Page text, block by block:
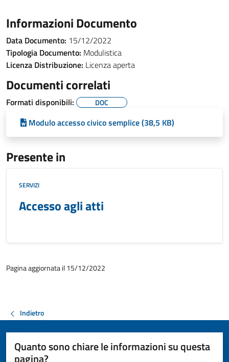
Informazioni Documento
Data Documento: 15/12/2022
Tipologia Documento: Modulistica
Licenza Distribuzione: Licenza aperta
Documenti correlati
Formati disponibili: DOC
Modulo accesso civico semplice (38,5 KB)
Presente in
SERVIZI
Accesso agli atti
Pagina aggiornata il 15/12/2022
Indietro
Quanto sono chiare le informazioni su questa
pagina?